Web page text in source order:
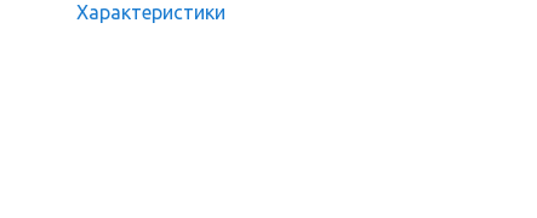
Характеристики